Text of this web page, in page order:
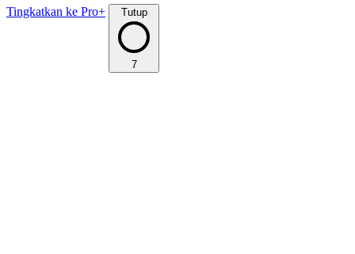
Tingkatkan ke Pro+ Tutup
7